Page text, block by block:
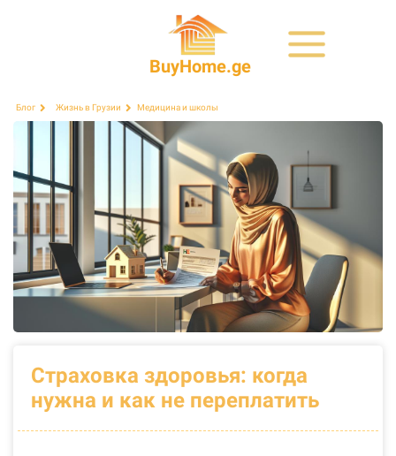
BuyHome.ge
Блог Жизнь в Грузии Медицина и школы
Страховка здоровья: когда
нужна и как не переплатить